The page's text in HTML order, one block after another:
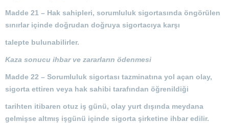
Madde 21 – Hak sahipleri, sorumluluk sigortasında öngörülen
sınırlar içinde doğrudan doğruya sigortacıya karşı
talepte bulunabilirler.
Kaza sonucu ihbar ve zararların ödenmesi
Madde 22 – Sorumluluk sigortası tazminatına yol açan olay,
sigorta ettiren veya hak sahibi tarafından öğrenildiği
tarihten itibaren otuz iş günü, olay yurt dışında meydana
gelmişse altmış işgünü içinde sigorta şirketine ihbar edilir.